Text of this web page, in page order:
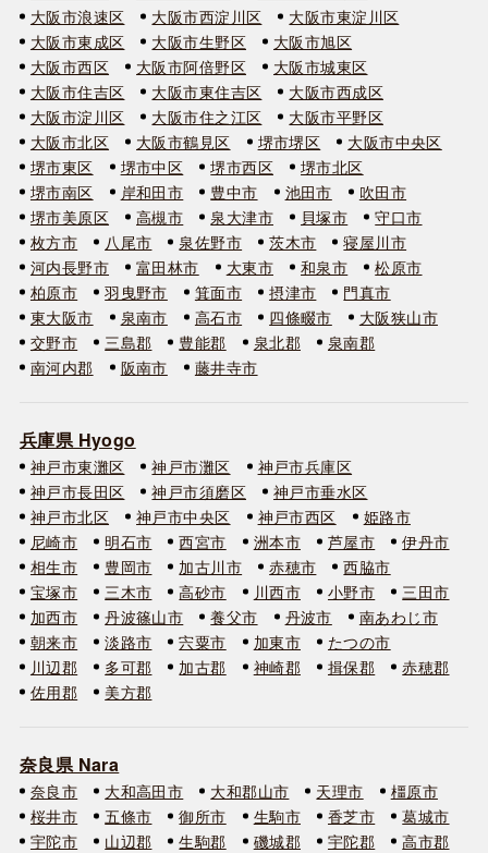
大阪市浪速区
大阪市西淀川区
大阪市東淀川区
大阪市東成区
大阪市生野区
大阪市旭区
大阪市西区
大阪市阿倍野区
大阪市城東区
大阪市住吉区
大阪市東住吉区
大阪市西成区
大阪市淀川区
大阪市住之江区
大阪市平野区
大阪市北区
大阪市鶴見区 堺市堺区
大阪市中央区
堺市東区
堺市中区 堺市西区
堺市北区
堺市南区
岸和田市 豊中市 池田市
吹田市
堺市美原区
高槻市 泉大津市 貝塚市
守口市
枚方市
八尾市 泉佐野市 茨木市
寝屋川市
河内長野市
富田林市 大東市 和泉市
松原市
柏原市
羽曳野市 箕面市 摂津市
門真市
東大阪市
泉南市 高石市 四條畷市
大阪狭山市
交野市
三島郡 豊能郡 泉北郡
泉南郡
南河内郡
阪南市 藤井寺市
兵庫県 Hyogo
神戸市東灘区 神戸市灘区
神戸市兵庫区
神戸市長田区
神戸市須磨区
神戸市垂水区
神戸市北区
神戸市中央区 神戸市西区
姫路市
尼崎市
明石市 西宮市 洲本市 芦屋市
伊丹市
相生市
豊岡市 加古川市 赤穂市
西脇市
宝塚市
三木市 高砂市 川西市 小野市
三田市
加西市
丹波篠山市 養父市 丹波市
南あわじ市
朝来市
淡路市 宍粟市 加東市
たつの市
川辺郡
多可郡 加古郡 神崎郡 揖保郡
赤穂郡
佐用郡
美方郡
奈良県 Nara
奈良市 大和高田市 大和郡山市 天理市
橿原市
桜井市
五條市 御所市 生駒市 香芝市
葛城市
宇陀市
山辺郡 生駒郡 磯城郡 宇陀郡
高市郡